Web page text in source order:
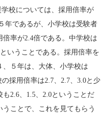
校については、採用倍率が
年であるが、小学校は受験者
倍率が2.4倍である。中学校は
いうことである。採用倍率を
５年は、大体、小学校は
採用倍率は2.7、2.7、3.0と少
2.6、1.5、2.0ということだ
ことで、これを見てもらう